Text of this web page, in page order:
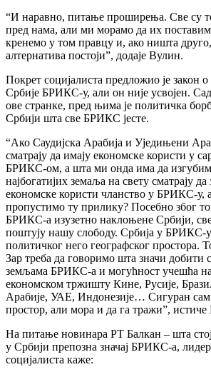
“И наравно, питање проширења. Све су
пред нама, али ми морамо да их
кренемо у том правцу и, ако ништа
алтернатива постоји”, додаје Вулин.
Покрет социјалиста предложио је закон
Србије БРИКС-у, али он није усвојен.
ове странке, пред њима је политичка
Србији шта све БРИКС јесте.
“Ако Саудијска Арабија и Уједињени
сматрају да имају економске користи у
БРИКС-ом, а шта ми онда има да
најбогатијих земаља на свету сматрају
економске користи чланство у БРИКС-у,
пропустимо ту прилику? Посебно због
БРИКС-а изузетно наклоњене Србији,
поштују нашу слободу. Србија у БРИКС-
политичког него географског простора.
Зар треба да говоримо шта значи добити
земљама БРИКС-а и могућност учешћа
економском тржишту Кине, Русије,
Арабије, УАЕ, Индонезије… Сигуран сам
простор, али мора и да га тражи”,
На питање новинара РТ Балкан – шта
у Србији препозна значај БРИКС-а,
социјалиста каже: